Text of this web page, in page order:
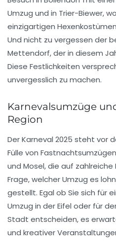
Umzug und in Trier-Biewer,
einzigartigen
Und nicht zu vergessen der
Mettendorf, der in diesem
Diese Festlichkeiten
unvergesslich zu machen.
Karnevalsumzüge
Region
DerKarneval 2025 steht vor
Fülle von Fastnachtsumzügen
und Mosel, die auf zahlreiche
Frage, welcher Umzug es
gestellt. Egal ob Sie sich für
Umzug in derEifel oder für
Stadt entscheiden, es
und kreativer